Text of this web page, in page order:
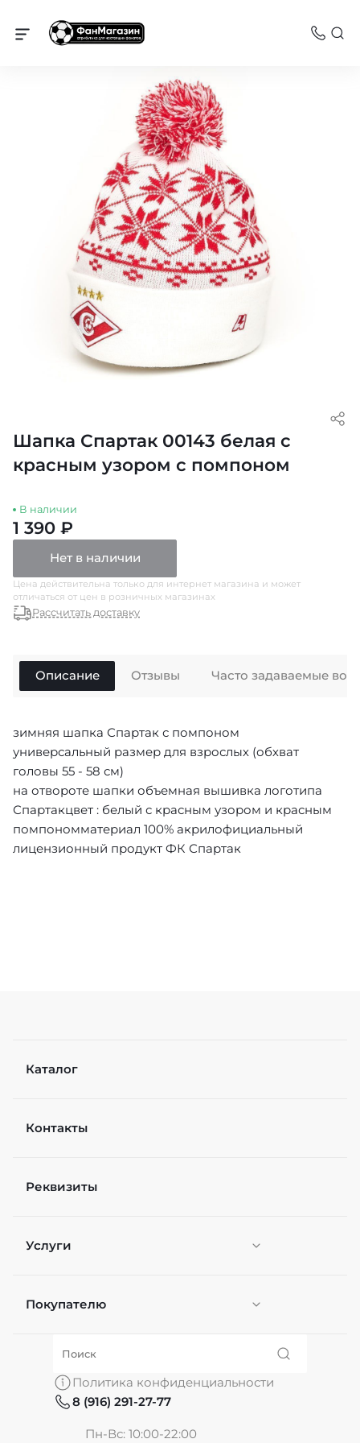
Спартак
Шапка Спартак 00143 белая с
красным узором с помпоном
В наличии
1 390 ₽
Нет в наличии
Цена действительна только для интернет магазина и может
отличаться от цен в розничных магазинах
Рассчитать доставку
Описание
зимняя шапка Спартак с помпоном
универсальный размер для взрослых (обхват
головы 55 - 58 см)
на отвороте шапки объемная вышивка логотипа
Спартакцвет : белый с красным узором и красным
помпономматериал 100% акрилофициальный
лицензионный продукт ФК Спартак
Отзывы Часто задаваемые
Каталог
Контакты
Реквизиты
Услуги
Персонификация
Покупателю
О нас
Политика конфиденциальности
8 (916) 291-27-77
Пн-Вс: 10:00-22:00